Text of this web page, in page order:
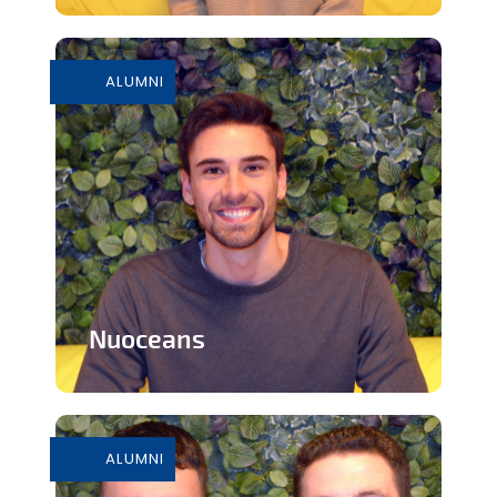
conçue à la main par des artisans
marocains
En savoir plus
ALUMNI
Nuoceans
durable créée à partir de déchets non...
En savoir plus
ALUMNI